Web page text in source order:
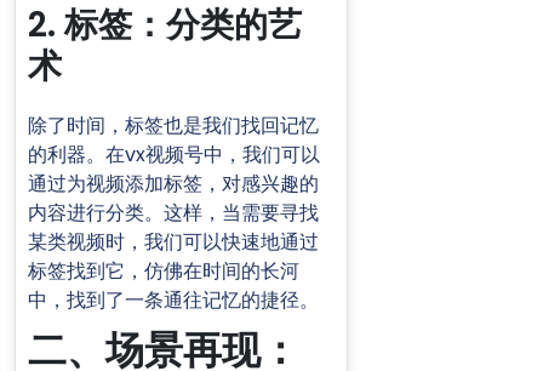
2. 标签：分类的艺
术
除了时间，标签也是我们找回记忆
的利器。在vx视频号中，我们可以
通过为视频添加标签，对感兴趣的
内容进行分类。这样，当需要寻找
某类视频时，我们可以快速地通过
标签找到它，仿佛在时间的长河
中，找到了一条通往记忆的捷径。
二、场景再现：